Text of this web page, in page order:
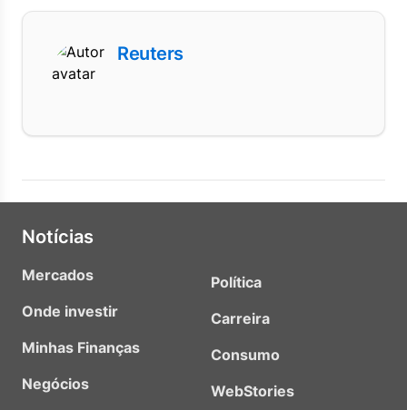
Reuters
Notícias
Mercados
Onde investir
Minhas Finanças
Negócios
Política
Carreira
Consumo
WebStories